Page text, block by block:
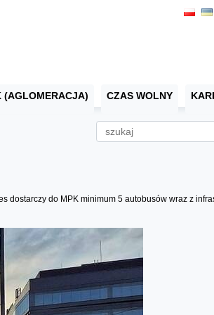
(AGLOMERACJA) CZAS WOLNY
dostarczy do MPK minimum 5 autobusów wraz z